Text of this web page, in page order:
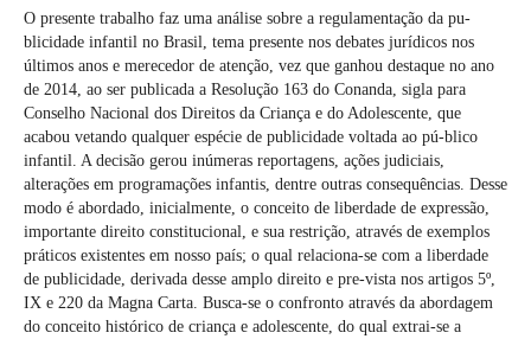
O presente trabalho faz uma análise sobre a regulamentação da pu-
blicidade infantil no Brasil, tema presente nos debates jurídicos nos
últimos anos e merecedor de atenção, vez que ganhou destaque no ano
de 2014, ao ser publicada a Resolução 163 do Conanda, sigla para
Conselho Nacional dos Direitos da Criança e do Adolescente, que
acabou vetando qualquer espécie de publicidade voltada ao pú-blico
infantil. A decisão gerou inúmeras reportagens, ações judiciais,
alterações em programações infantis, dentre outras consequências. Desse
modo é abordado, inicialmente, o conceito de liberdade de expressão,
importante direito constitucional, e sua restrição, através de exemplos
práticos existentes em nosso país; o qual relaciona-se com a liberdade
de publicidade, derivada desse amplo direito e pre-vista nos artigos 5º,
IX e 220 da Magna Carta. Busca-se o confronto através da abordagem
do conceito histórico de criança e adolescente, do qual extrai-se a